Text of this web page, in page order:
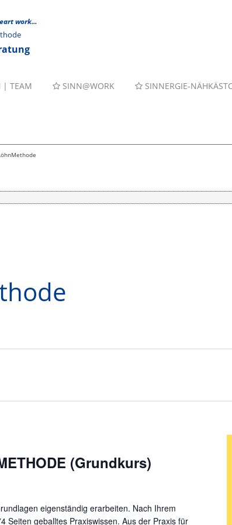
work...
| TEAM SINN@WORK SINNERGIE-
(Grundkurs)
eigenständig erarbeiten. Nach Ihrem
Seiten geballtes Praxiswissen. Aus der Praxis für